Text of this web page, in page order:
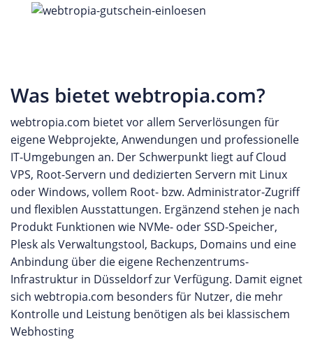
Was bietet webtropia.com?
webtropia.com bietet vor allem Serverlösungen für
eigene Webprojekte, Anwendungen und professionelle
IT-Umgebungen an. Der Schwerpunkt liegt auf Cloud
VPS, Root-Servern und dedizierten Servern mit Linux
oder Windows, vollem Root- bzw. Administrator-Zugriff
und flexiblen Ausstattungen. Ergänzend stehen je nach
Produkt Funktionen wie NVMe- oder SSD-Speicher,
Plesk als Verwaltungstool, Backups, Domains und eine
Anbindung über die eigene Rechenzentrums-
Infrastruktur in Düsseldorf zur Verfügung. Damit eignet
sich webtropia.com besonders für Nutzer, die mehr
Kontrolle und Leistung benötigen als bei klassischem
Webhosting